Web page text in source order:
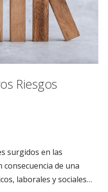
Riesgos
surgidos en las
consecuencia de una
laborales y sociales…